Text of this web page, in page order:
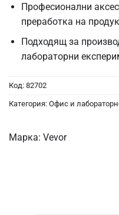
Професионални
преработка на
Подходящ за
лабораторни
Код: 82702
Категория: Офис и
Марка: Vevor